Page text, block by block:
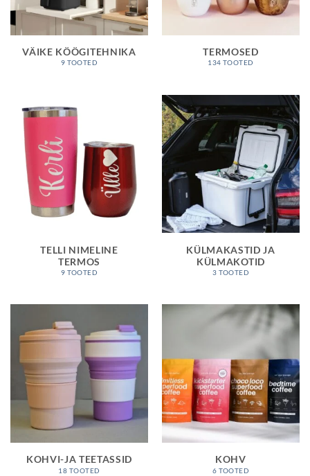
VÄIKE KÖÖGITEHNIKA
9 TOOTED
TERMOSED
134 TOOTED
TELLI NIMELINE
TERMOS
9 TOOTED
KÜLMAKASTID JA
KÜLMAKOTID
3 TOOTED
KOHVI-JA TEETASSID
18 TOOTED
KOHV
6 TOOTED